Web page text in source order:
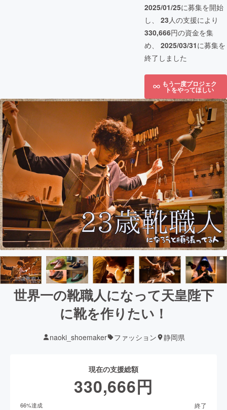
2025/01/25に募集を開始
し、 23人の支援により
330,666円の資金を集
め、 2025/03/31に募集を
終了しました
もう一度プロジェク
トをやってほしい
世界一の靴職人になって天皇陛下
に靴を作りたい！
naoki_shoemaker ファッション 静岡県
現在の支援総額
330,666円
66%達成 終了